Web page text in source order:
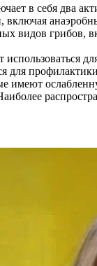
в себя два
видов грибов,
для
имеют